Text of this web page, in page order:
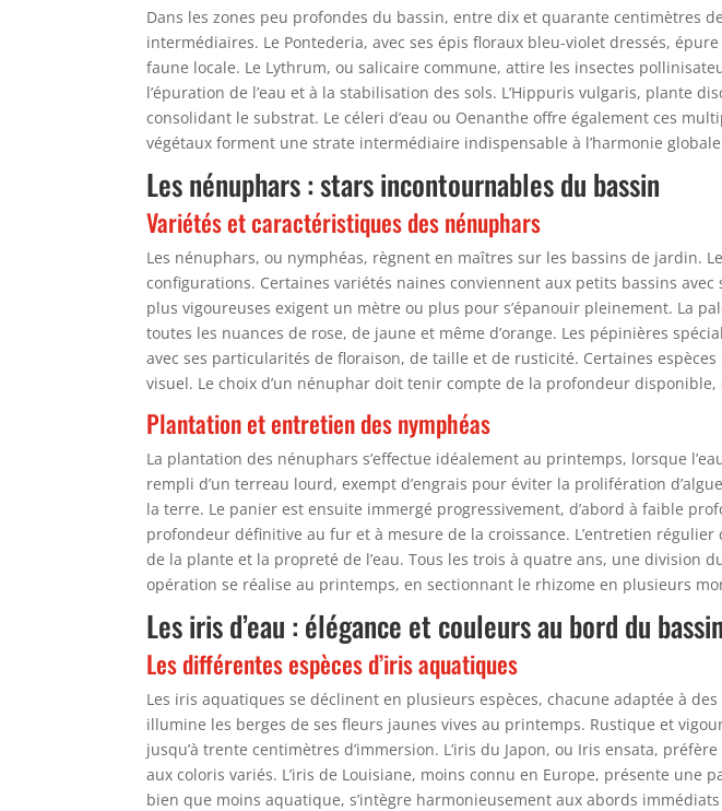
Dans les zones peu profondes du bassin, entre dix et quarante centimètres
intermédiaires. Le Pontederia, avec ses épis floraux bleu-violet dressés,
faune locale. Le Lythrum, ou salicaire commune, attire les insectes
l’épuration de l’eau et à la stabilisation des sols. L’Hippuris vulgaris, plante
consolidant le substrat. Le céleri d’eau ou Oenanthe offre également ces
végétaux forment une strate intermédiaire indispensable à l’harmonie
Les nénuphars : stars incontournables du bassin
Variétés et caractéristiques des nénuphars
Les nénuphars, ou nymphéas, règnent en maîtres sur les bassins de jardin.
configurations. Certaines variétés naines conviennent aux petits bassins
plus vigoureuses exigent un mètre ou plus pour s’épanouir pleinement. La
toutes les nuances de rose, de jaune et même d’orange. Les pépinières
avec ses particularités de floraison, de taille et de rusticité. Certaines
visuel. Le choix d’un nénuphar doit tenir compte de la profondeur disponible,
Plantation et entretien des nymphéas
La plantation des nénuphars s’effectue idéalement au printemps, lorsque
rempli d’un terreau lourd, exempt d’engrais pour éviter la prolifération
la terre. Le panier est ensuite immergé progressivement, d’abord à faible
profondeur définitive au fur et à mesure de la croissance. L’entretien
de la plante et la propreté de l’eau. Tous les trois à quatre ans, une division
opération se réalise au printemps, en sectionnant le rhizome en plusieurs
Les iris d’eau : élégance et couleurs au bord du bassin
Les différentes espèces d’iris aquatiques
Les iris aquatiques se déclinent en plusieurs espèces, chacune adaptée à
illumine les berges de ses fleurs jaunes vives au printemps. Rustique et
jusqu’à trente centimètres d’immersion. L’iris du Japon, ou Iris ensata,
aux coloris variés. L’iris de Louisiane, moins connu en Europe, présente une
bien que moins aquatique, s’intègre harmonieusement aux abords